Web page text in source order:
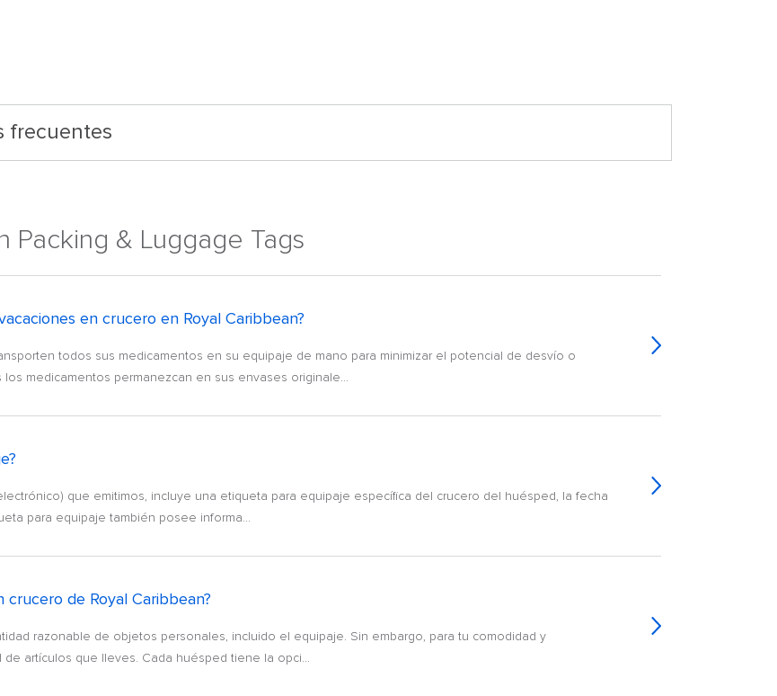
frecuentes
Packing & Luggage Tags
en crucero en Royal Caribbean?
todos sus medicamentos en su equipaje de mano para minimizar el potencial de desvío o
medicamentos permanezcan en sus envases originale...
que emitimos, incluye una etiqueta para equipaje específica del crucero del huésped, la fecha
para equipaje también posee informa...
de Royal Caribbean?
razonable de objetos personales, incluido el equipaje. Sin embargo, para tu comodidad y
artículos que lleves. Cada huésped tiene la opci...